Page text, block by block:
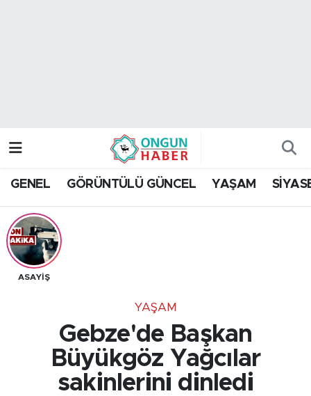
GENEL GÖRÜNTÜLÜ GÜNCEL YAŞAM
ASAYİŞ
YAŞAM
Gebze'de Başkan
Büyükgöz Yağcılar
sakinlerini dinledi
Trafik Durumu
Tüm Manşetler
Son Dakika Haberleri